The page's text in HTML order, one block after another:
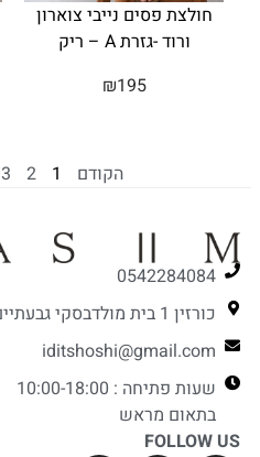
חולצת פסים נייבי צוארון
ורוד -גזרת A – ריק
₪195
הקודם 1
2
3
0542284084
כורזין 1 בית מולדבסקי גבעתיים
iditshoshi@gmail.com
שעות פתיחה : 10:00-18:00
בתאום מראש
FOLLOW US